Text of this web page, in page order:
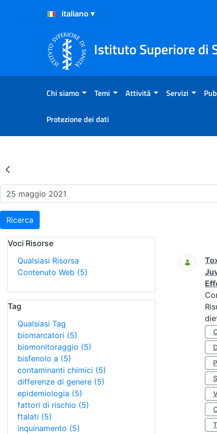
Salta al Contenuto
Salta al Footer
Istituto Superiore di
Chi siamo Temi Attività Servizi
Protezione dei dati
Risultati della Ricerca -
Ricerca
Voci Risorse
Qualsiasi Risorsa
Contenuto Web (5)
Tag
Qualsiasi Tag
biomarcatori (5)
biomonitoraggio (5)
bisfenolo a (5)
contaminanti chimici (5)
differenze di genere (5)
epidemiologia (5)
fattori di rischio (5)
ftalati (5)
inquinamento (5)
Ricerca